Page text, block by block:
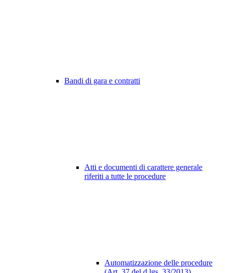
Bandi di gara e contratti
Atti e documenti di carattere generale
riferiti a tutte le procedure
Automatizzazione delle procedure